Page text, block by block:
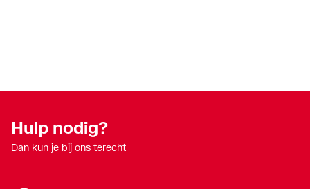
Hulp nodig?
Dan kun je bij ons terecht